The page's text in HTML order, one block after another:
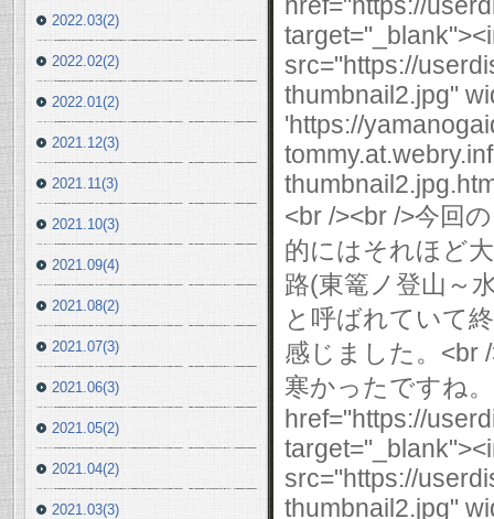
2022.03(2)
2022.02(2)
2022.01(2)
2021.12(3)
2021.11(3)
2021.10(3)
2021.09(4)
2021.08(2)
2021.07(3)
2021.06(3)
2021.05(2)
2021.04(2)
2021.03(3)